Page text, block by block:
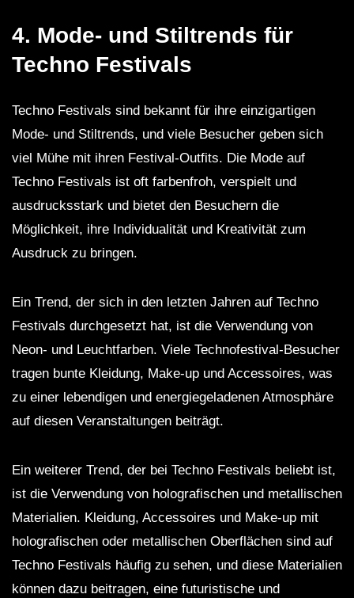
4. Mode- und Stiltrends für
Techno Festivals
Techno Festivals sind bekannt für ihre einzigartigen
Mode- und Stiltrends, und viele Besucher geben sich
viel Mühe mit ihren Festival-Outfits. Die Mode auf
Techno Festivals ist oft farbenfroh, verspielt und
ausdrucksstark und bietet den Besuchern die
Möglichkeit, ihre Individualität und Kreativität zum
Ausdruck zu bringen.
Ein Trend, der sich in den letzten Jahren auf Techno
Festivals durchgesetzt hat, ist die Verwendung von
Neon- und Leuchtfarben. Viele Technofestival-Besucher
tragen bunte Kleidung, Make-up und Accessoires, was
zu einer lebendigen und energiegeladenen Atmosphäre
auf diesen Veranstaltungen beiträgt.
Ein weiterer Trend, der bei Techno Festivals beliebt ist,
ist die Verwendung von holografischen und metallischen
Materialien. Kleidung, Accessoires und Make-up mit
holografischen oder metallischen Oberflächen sind auf
Techno Festivals häufig zu sehen, und diese Materialien
können dazu beitragen, eine futuristische und